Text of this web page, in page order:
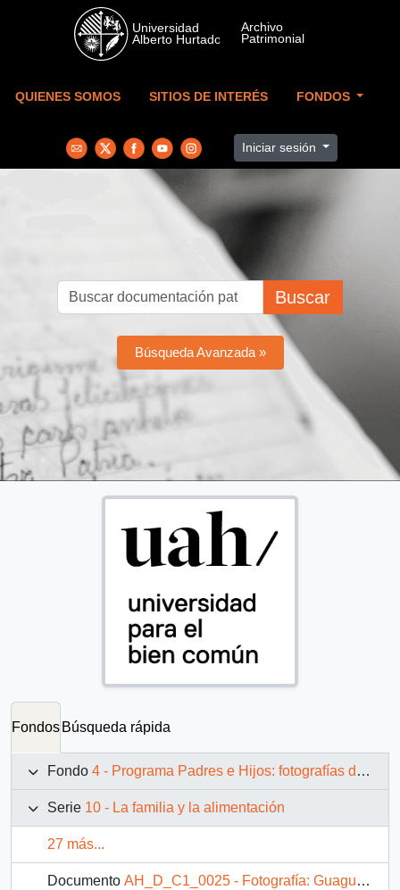
Skip to main content
QUIENES SOMOS SITIOS DE INTERÉS FONDOS
Iniciar sesión
Buscar
Búsqueda Avanzada »
Fondos Búsqueda rápida
Fondo 4 - Programa Padres e Hijos: fotografías de Juan Maino
Serie 10 - La familia y la alimentación
27 más...
Documento AH_D_C1_0025 - Fotografía: Guagua en el exterior de una casa con una pelota